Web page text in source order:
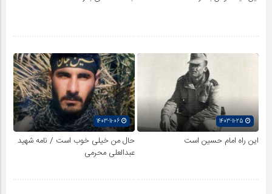
این راه امام حسین است
حال من خیلی خوب است / نامه شهید
عبدالعلی محرمی